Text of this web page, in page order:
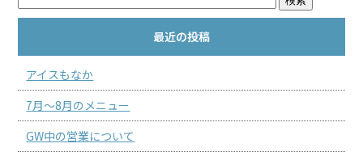
最近の投稿
アイスもなか
7月～8月のメニュー
GW中の営業について